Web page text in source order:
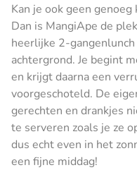
Kan je ook geen
Dan is MangiApe de
heerlijke 2-
achtergrond. Je begint
en krijgt daarna een
voorgeschoteld. De
gerechten en drankjes
te serveren zoals je ze
dus echt even in het
een fijne middag!